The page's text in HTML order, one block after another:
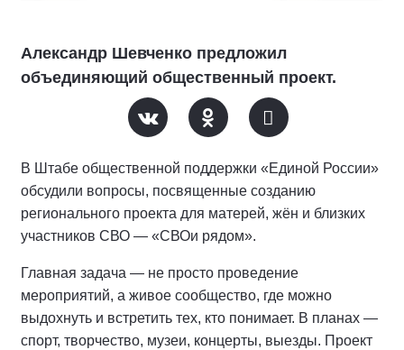
Александр Шевченко предложил
объединяющий общественный проект.
В Штабе общественной поддержки «Единой России»
обсудили вопросы, посвященные созданию
регионального проекта для матерей, жён и близких
участников СВО — «СВОи рядом».
Главная задача — не просто проведение
мероприятий, а живое сообщество, где можно
выдохнуть и встретить тех, кто понимает. В планах —
спорт, творчество, музеи, концерты, выезды. Проект